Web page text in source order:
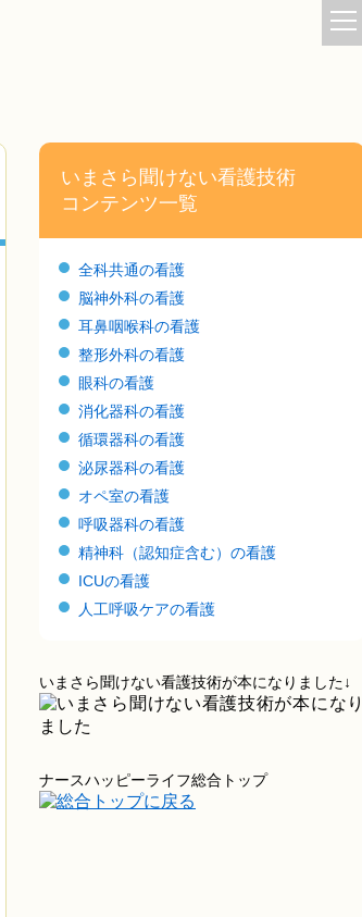
いまさら聞けない看護技術
コンテンツ一覧
全科共通の看護
脳神外科の看護
耳鼻咽喉科の看護
整形外科の看護
眼科の看護
消化器科の看護
循環器科の看護
泌尿器科の看護
オペ室の看護
呼吸器科の看護
精神科（認知症含む）の看護
ICUの看護
人工呼吸ケアの看護
いまさら聞けない看護技術が本になりました↓
ナースハッピーライフ総合トップ